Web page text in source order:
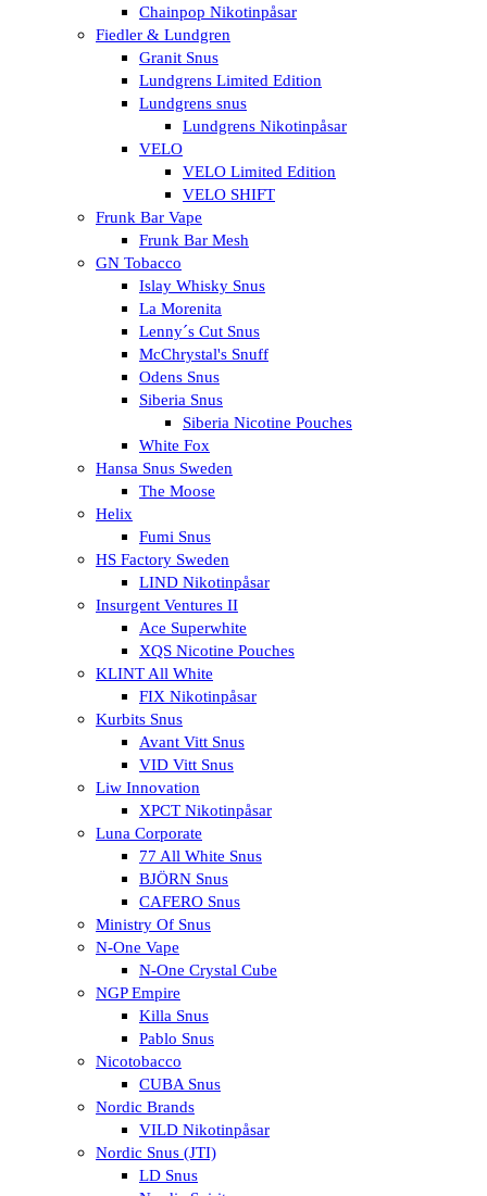
Chainpop Nikotinpåsar
Fiedler & Lundgren
Granit Snus
Lundgrens Limited Edition
Lundgrens snus
Lundgrens Nikotinpåsar
VELO
VELO Limited Edition
VELO SHIFT
Frunk Bar Vape
Frunk Bar Mesh
GN Tobacco
Islay Whisky Snus
La Morenita
Lenny´s Cut Snus
McChrystal's Snuff
Odens Snus
Siberia Snus
Siberia Nicotine Pouches
White Fox
Hansa Snus Sweden
The Moose
Helix
Fumi Snus
HS Factory Sweden
LIND Nikotinpåsar
Insurgent Ventures II
Ace Superwhite
XQS Nicotine Pouches
KLINT All White
FIX Nikotinpåsar
Kurbits Snus
Avant Vitt Snus
VID Vitt Snus
Liw Innovation
XPCT Nikotinpåsar
Luna Corporate
77 All White Snus
BJÖRN Snus
CAFERO Snus
Ministry Of Snus
N-One Vape
N-One Crystal Cube
NGP Empire
Killa Snus
Pablo Snus
Nicotobacco
CUBA Snus
Nordic Brands
VILD Nikotinpåsar
Nordic Snus (JTI)
LD Snus